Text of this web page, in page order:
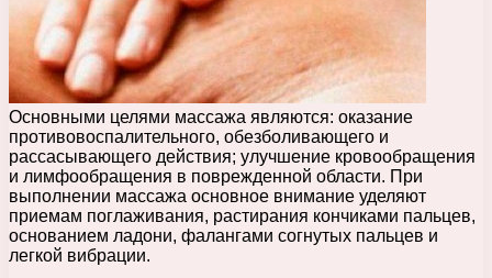
Основными целями массажа являются: оказание
противовоспалительного, обезболивающего и
рассасывающего действия; улучшение кровообращения
и лимфообращения в поврежденной области. При
выполнении массажа основное внимание уделяют
приемам поглаживания, растирания кончиками пальцев,
основанием ладони, фалангами согнутых пальцев и
легкой вибрации.